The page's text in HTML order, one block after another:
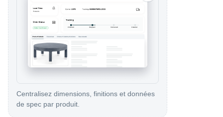
Centralisez dimensions, finitions et données
de spec par produit.